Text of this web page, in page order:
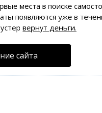
места в поиске
появляются уже в
вернут деньги.
сайта